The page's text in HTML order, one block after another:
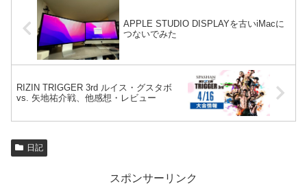
APPLE STUDIO DISPLAYを古いiMacに
つないでみた
RIZIN TRIGGER 3rd ルイス・グスタボ
vs. 矢地祐介戦、他感想・レビュー
日記
スポンサーリンク